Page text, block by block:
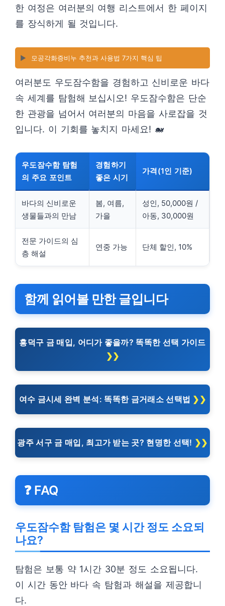
한 여정은 여러분의 여행 리스트에서 한 페이지
를 장식하게 될 것입니다.
▶️ 모공각화증비누 추천과 사용법 7가지 핵심 팁
여러분도 우도잠수함을 경험하고 신비로운 바다
속 세계를 탐험해 보십시오! 우도잠수함은 단순
한 관광을 넘어서 여러분의 마음을 사로잡을 것
입니다. 이 기회를 놓치지 마세요! 🐋
우도잠수함 탐험
의 주요 포인트
경험하기
좋은 시기
가격(1인 기준)
바다의 신비로운
생물들과의 만남
봄, 여름,
가을
성인, 50,000원 /
아동, 30,000원
전문 가이드의 심
층 해설
연중 가능 단체 할인, 10%
함께 읽어볼 만한 글입니다
흥덕구 금 매입, 어디가 좋을까? 똑똑한 선택 가이드
여수 금시세 완벽 분석: 똑똑한 금거래소 선택법
광주 서구 금 매입, 최고가 받는 곳? 현명한 선택!
❓ FAQ
우도잠수함 탐험은 몇 시간 정도 소요되
나요?
탐험은 보통 약 1시간 30분 정도 소요됩니다.
이 시간 동안 바다 속 탐험과 해설을 제공합니
다.